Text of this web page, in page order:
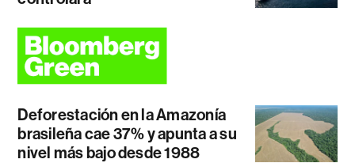
Deforestación en la Amazonía
brasileña cae 37% y apunta a su
nivel más bajo desde 1988